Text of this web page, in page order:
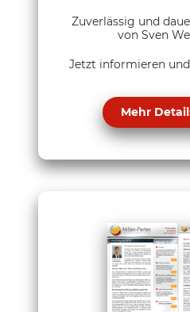
Zuverlässig und
von Sven
Jetzt informieren
Mehr